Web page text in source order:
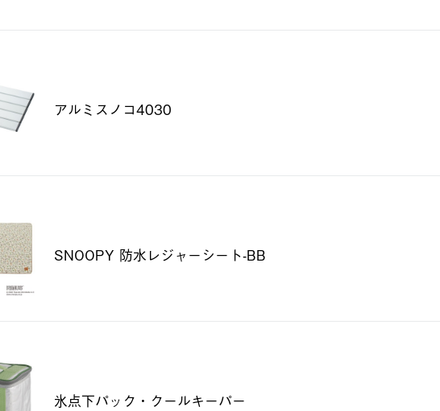
アルミスノコ4030
SNOOPY 防水レジャーシート-BB
氷点下パック・クールキーパー